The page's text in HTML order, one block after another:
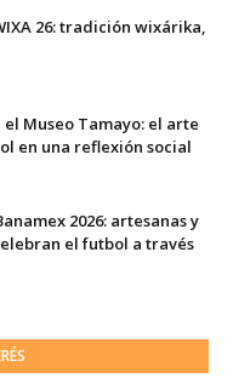
26: tradición wixárika,
el Museo Tamayo: el arte
en una reflexión social
2026: artesanas y
el futbol a través